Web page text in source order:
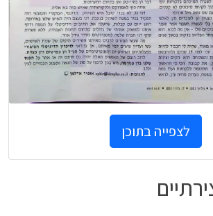
לצפייה בתוכן